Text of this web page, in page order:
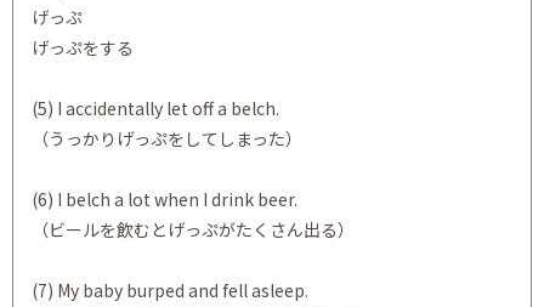
げっぷ
げっぷをする
(5) I accidentally let off a belch.
（うっかりげっぷをしてしまった）
(6) I belch a lot when I drink beer.
（ビールを飲むとげっぷがたくさん出る）
(7) My baby burped and fell asleep.